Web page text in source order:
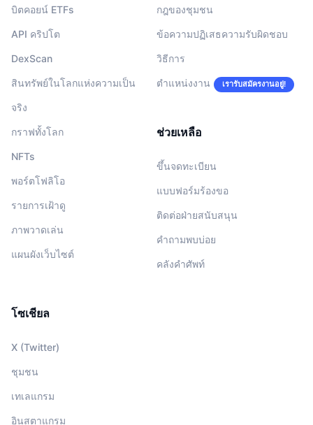
บิตคอยน์ ETFs
API คริปโต
DexScan
สินทรัพย์ในโลกแห่งความเป็น
จริง
กราฟทั้งโลก
NFTs
พอร์ตโฟลิโอ
รายการเฝ้าดู
ภาพวาดเล่น
แผนผังเว็บไซต์
กฎของชุมชน
ข้อความปฏิเสธความรับผิดชอบ
วิธีการ
ตำแหน่งงาน เรารับสมัครงานอยู่!
ช่วยเหลือ
ขึ้นจดทะเบียน
แบบฟอร์มร้องขอ
ติดต่อฝ่ายสนับสนุน
คำถามพบบ่อย
คลังคำศัพท์
โซเชียล
X (Twitter)
ชุมชน
เทเลแกรม
อินสตาแกรม